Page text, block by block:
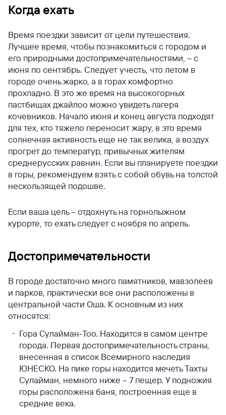
Когда ехать
Время поездки зависит от цели путешествия.
Лучшее время, чтобы познакомиться с городом и
его природными достопримечательностями, – с
июня по сентябрь. Следует учесть, что летом в
городе очень жарко, а в горах комфортно
прохладно. В это же время на высокогорных
пастбищах джайлоо можно увидеть лагеря
кочевников. Начало июня и конец августа подходят
для тех, кто тяжело переносит жару, в это время
солнечная активность еще не так велика, а воздух
прогрет до температур, привычных жителям
среднерусских равнин. Если вы планируете поездки
в горы, рекомендуем взять с собой обувь на толстой
нескользящей подошве.
Если ваша цель – отдохнуть на горнолыжном
курорте, то ехать следует с ноября по апрель.
Достопримечательности
В городе достаточно много памятников, мавзолеев
и парков, практически все они расположены в
центральной части Оша. К основным из них
относятся:
Гора Сулайман-Тоо. Находится в самом центре
города. Первая достопримечательность страны,
внесенная в список Всемирного наследия
ЮНЕСКО. На пике горы находится мечеть Тахты
Сулайман, немного ниже – 7 пещер. У подножия
горы расположена баня, построенная еще в
средние века.